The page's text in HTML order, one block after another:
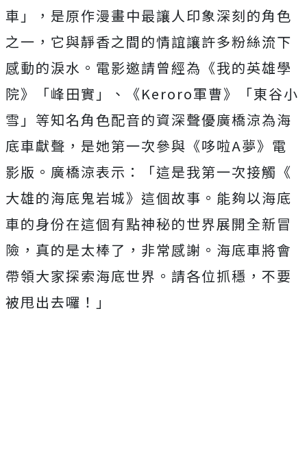
車」， 是原作漫畫中最讓人印象深刻的角色
之一， 它與靜香之間的情誼讓許多粉絲流下
感動的淚水。電影邀請曾經為《我的英雄學
院》「峰田實」、
《Keroro軍曹》「東谷小
雪」 等知名角色配音的資深聲優廣橋涼為海
底車獻聲，是她第一次參與《哆啦A夢》電
影版。廣橋涼表示：「這是我第一次接觸《
大雄的海底鬼岩城》這個故事。 能夠以海底
車的身份在這個有點神秘的世界展開全新冒
險， 真的是太棒了，非常感謝。海底車將會
帶領大家探索海底世界。 請各位抓穩，不要
被甩出去囉！」